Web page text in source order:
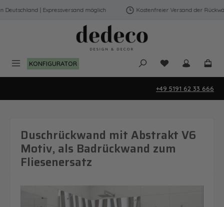
Zum Hauptinhalt springen
| Expressversand möglich Kostenfreier Versand der
KONFIGURATOR Du hast 0
+49 5191 62 33 666
Duschrückwand mit Abstrakt V6
Motiv, als Badrückwand zum
Fliesenersatz
Bildergalerie überspringen